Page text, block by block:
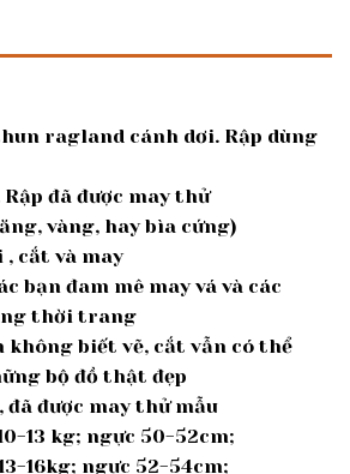
ragland cánh dơi. Rập dùng
Rập đã được may thử
vàng, hay bìa cứng)
, cắt và may
bạn đam mê may vá và các
thời trang
không biết vẽ, cắt vẫn có thể
bộ đồ thật đẹp
đã được may thử mẫu
13 kg; ngực 50-52cm;
16kg; ngực 52-54cm;